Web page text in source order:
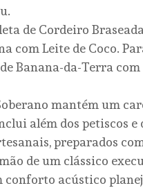
de Cordeiro
com Leite de Coco.
Banana-da-Terra
mantém um
além dos petiscos
preparados
de um clássico
conforto acústico